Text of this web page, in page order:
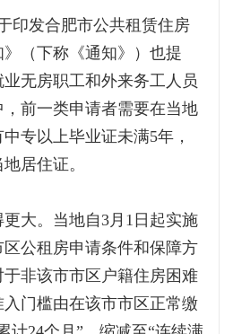
印发合肥市公共租赁住房
（下称《通知》）也提
无房职工和外来务工人员
前一类申请者需要在当地
专以上毕业证未满5年，
居住证。
大。当地自3月1日起实施
公租房申请条件和保障方
非该市市区户籍住房困难
门槛由在该市市区正常缴